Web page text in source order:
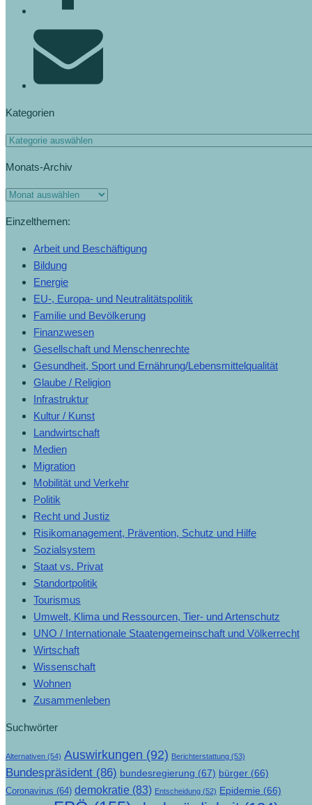
Kategorien
Monats-Archiv
Einzelthemen:
Arbeit und Beschäftigung
Bildung
Energie
EU-, Europa- und Neutralitätspolitik
Familie und Bevölkerung
Finanzwesen
Gesellschaft und Menschenrechte
Gesundheit, Sport und Ernährung/Lebensmittelqualität
Glaube / Religion
Infrastruktur
Kultur / Kunst
Landwirtschaft
Medien
Migration
Mobilität und Verkehr
Politik
Recht und Justiz
Risikomanagement, Prävention, Schutz und Hilfe
Sozialsystem
Staat vs. Privat
Standortpolitik
Tourismus
Umwelt, Klima und Ressourcen, Tier- und Artenschutz
UNO / Internationale Staatengemeinschaft und Völkerrecht
Wirtschaft
Wissenschaft
Wohnen
Zusammenleben
Suchwörter
Alternativen (54) Auswirkungen (92) Berichterstattung (53)
Bundespräsident (86) bundesregierung (67) bürger (66)
Coronavirus (64) demokratie (83) Entscheidung (52) Epidemie (66)